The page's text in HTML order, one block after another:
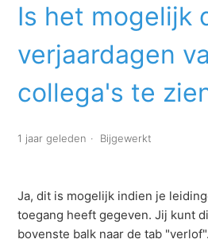
Is het mogelijk
verjaardagen
collega's te
1 jaar geleden Bijgewerkt
Ja, dit is mogelijk indien je
toegang heeft gegeven. Jij kunt
bovenste balk naar de tab